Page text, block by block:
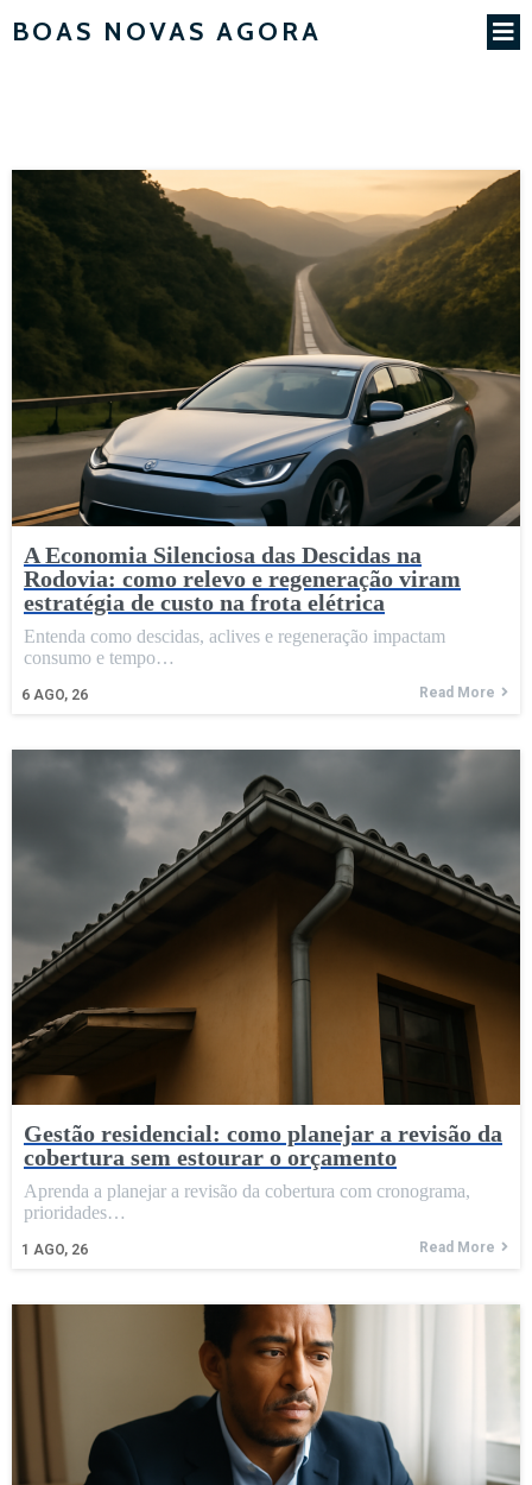
BOAS NOVAS AGORA
A Economia Silenciosa das Descidas na
Rodovia: como relevo e regeneração viram
estratégia de custo na frota elétrica
6 AGO, 26
Entenda como descidas, aclives e regeneração impactam
consumo e tempo…
Read More
Gestão residencial: como planejar a revisão da
cobertura sem estourar o orçamento
1 AGO, 26
Aprenda a planejar a revisão da cobertura com cronograma,
prioridades…
Read More